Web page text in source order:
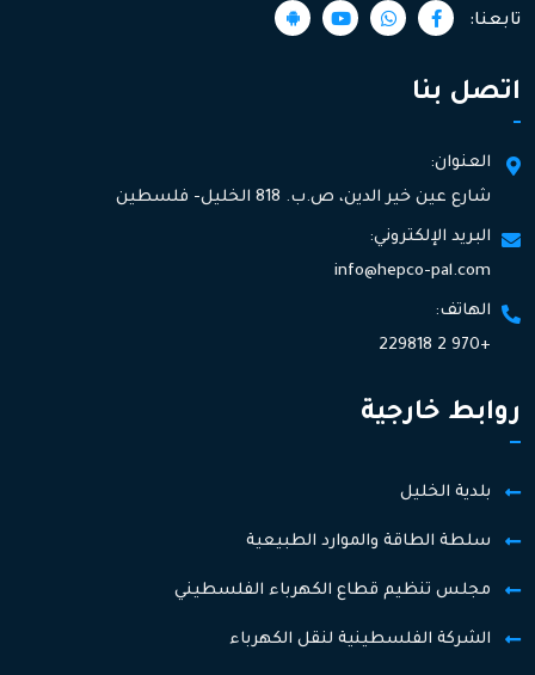
تابعنا:
اتصل بنا
العنوان:
شارع عين خير الدين، ص.ب. 818 الخليل- فلسطين
البريد الإلكتروني:
info@hepco-pal.com
الهاتف:
+970 2 229818
روابط خارجية
بلدية الخليل
سلطة الطاقة والموارد الطبيعية
مجلس تنظيم قطاع الكهرباء الفلسطيني
الشركة الفلسطينية لنقل الكهرباء